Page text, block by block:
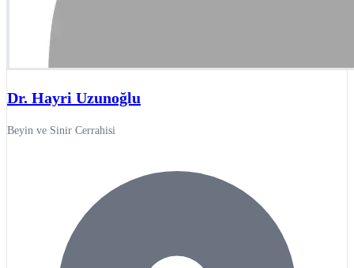
Dr. Hayri Uzunoğlu
Beyin ve Sinir Cerrahisi